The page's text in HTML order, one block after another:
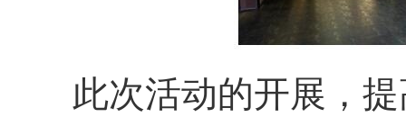
此次活动的开展，